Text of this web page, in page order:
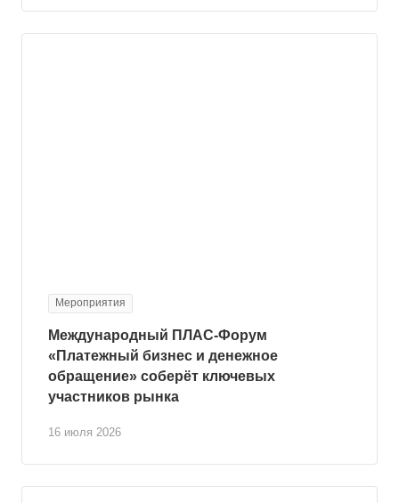
Мероприятия
16 июля 2026
Международный ПЛАС-Форум
«Платежный бизнес и денежное
обращение» соберёт ключевых
участников рынка